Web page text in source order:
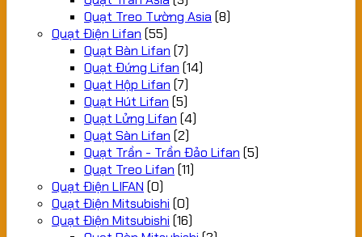
Quạt Treo Tường Asia (8)
Quạt Điện Lifan (55)
Quạt Bàn Lifan (7)
Quạt Đứng Lifan (14)
Quạt Hộp Lifan (7)
Quạt Hút Lifan (5)
Quạt Lửng Lifan (4)
Quạt Sàn Lifan (2)
Quạt Trần - Trần Đảo Lifan (5)
Quạt Treo Lifan (11)
Quạt Điện LIFAN (0)
Quạt Điện Mitsubishi (0)
Quạt Điện Mitsubishi (16)